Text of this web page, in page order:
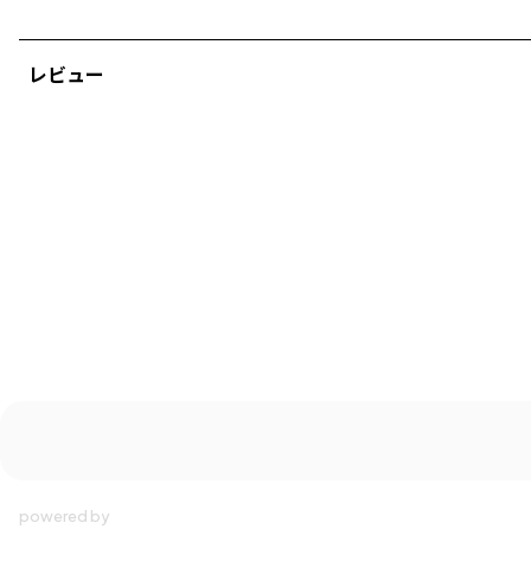
レビュー
ブランド ／branshes